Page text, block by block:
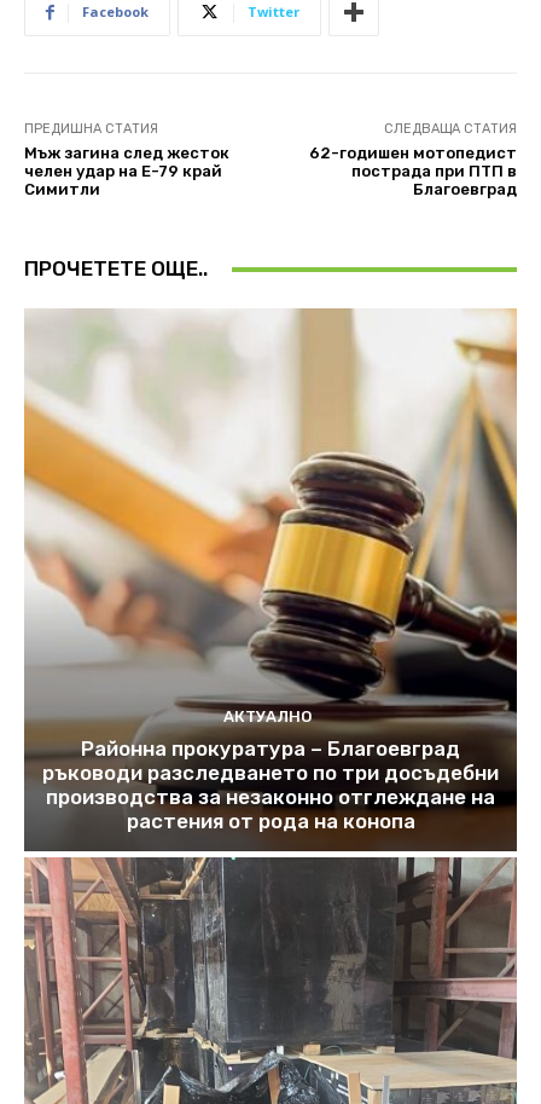
Facebook Twitter
ПРЕДИШНА СТАТИЯ
Мъж загина след жесток
челен удар на Е-79 край
Симитли
СЛЕДВАЩА СТАТИЯ
62-годишен мотопедист
пострада при ПТП в
Благоевград
ПРОЧЕТЕТЕ ОЩЕ..
АКТУАЛНО
Районна прокуратура – Благоевград
ръководи разследването по три досъдебни
производства за незаконно отглеждане на
растения от рода на конопа